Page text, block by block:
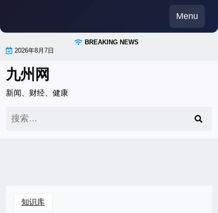
content
Menu
BREAKING NEWS
2026年8月7日
九州网
新闻、财经、健康
索：
知识库